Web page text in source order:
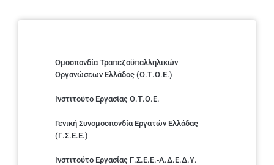
Ομοσπονδία Τραπεζοϋπαλληλικών
Οργανώσεων Ελλάδος (Ο.Τ.Ο.Ε.)
Ινστιτούτο Εργασίας Ο.Τ.Ο.Ε.
Γενική Συνομοσπονδία Εργατών Ελλάδας
(Γ.Σ.Ε.Ε.)
Ινστιτούτο Εργασίας Γ.Σ.Ε.Ε.-Α.Δ.Ε.Δ.Υ.